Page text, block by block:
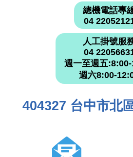
總機電話專
04
人工掛號服
04
週一至週五
週六8:00-
404327 台中市北